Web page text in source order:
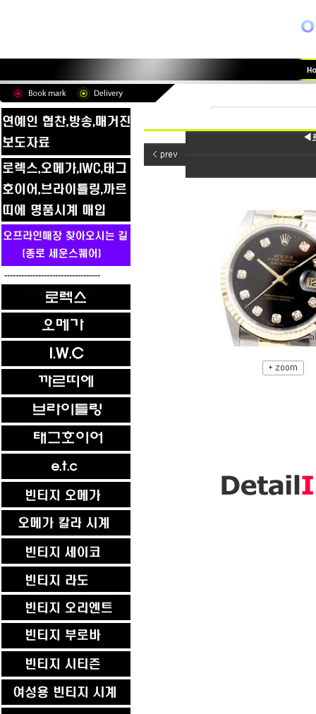
----------------------------------
◀